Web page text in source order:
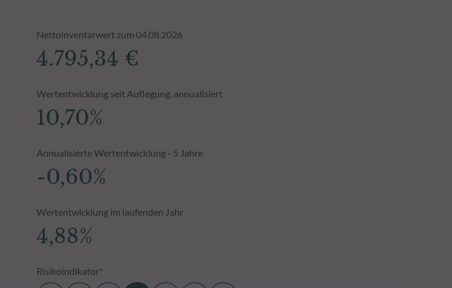
Nettoinventarwert zum 04.08.2026
4.795,34 €
Wertentwicklung seit Auflegung, annualisiert
10,70%
Annualisierte Wertentwicklung - 5 Jahre
-0,60%
Wertentwicklung im laufenden Jahr
4,88%
Risikoindikator*